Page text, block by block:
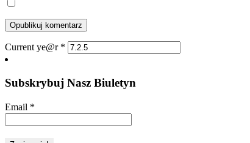
Current ye@r *
Subskrybuj Nasz Biuletyn
Email *